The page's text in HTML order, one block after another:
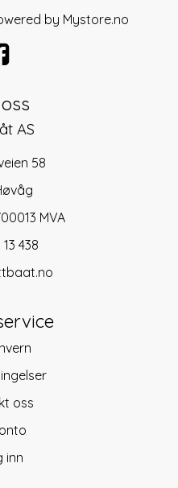
by Mystore.no
AS
58
MVA
438
oss
inn